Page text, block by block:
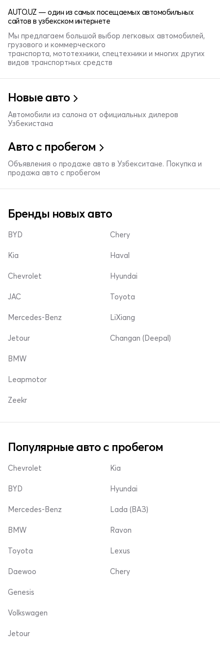
AUTO.UZ — один из самых посещаемых автомобильных
сайтов в узбекском интернете
Мы предлагаем большой выбор легковых автомобилей,
грузового и коммерческого
транспорта, мототехники, спецтехники и многих других
видов транспортных средств
Новые авто
Автомобили из салона от официальных дилеров
Узбекистана
Авто с пробегом
Объявления о продаже авто в Узбекситане. Покупка и
продажа авто с пробегом
Бренды новых авто
BYD
Kia
Chevrolet
Chery
Haval
Hyundai
JAC
Mercedes-Benz
Jetour
Toyota
LiXiang
Changan (Deepal)
BMW
Leapmotor
Zeekr
Популярные авто с пробегом
Chevrolet
BYD
Mercedes-Benz
Kia
Hyundai
Lada (ВАЗ)
BMW
Toyota
Daewoo
Ravon
Lexus
Chery
Genesis
Volkswagen
Jetour